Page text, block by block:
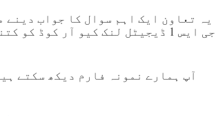
یہ تعاون ایک اہم سوال کا جواب
جی ایس 1 ڈیجیٹل لنک کیو آر
آپ ہمارے نمونہ فارم دیکھ سکتے